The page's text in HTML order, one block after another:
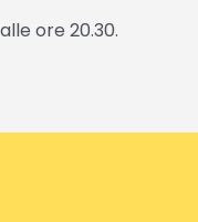
ore 20.30.